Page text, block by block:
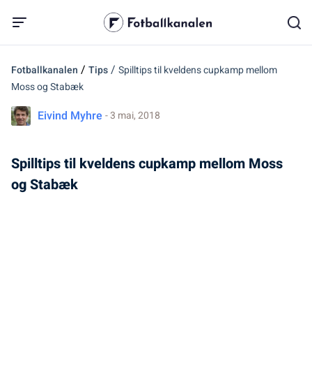
Fotballkanalen / Tips/ Spilltips til kveldens cupkamp mellom
Moss og Stabæk
Eivind Myhre - 3 mai, 2018
Spilltips til kveldens cupkamp mellom Moss
og Stabæk